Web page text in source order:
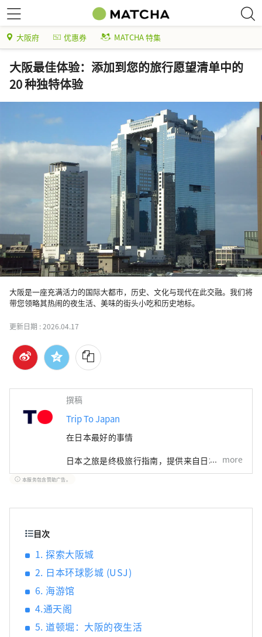
大阪府 优惠券 MATCHA 特集
大阪最佳体验：添加到您的旅行愿望清单中的
20 种独特体验
大阪是一座充满活力的国际大都市，历史、文化与现代在此交融。我们将
带您领略其热闹的夜生活、美味的街头小吃和历史地标。
更新日期 :2026.04.17
撰稿
Trip To Japan
在日本最好的事情
日本之旅是终极旅行指南，提供来自日本各地的
数千张可预订门票和体验。从东京充满活力的城
市生活到北海道的宁静风景和冲绳的热带海滩，
游景点、当地美食、购物、住宿和实用旅行技巧
都历史悠久的寺庙、品尝大阪美食，还是在冲绳
美丽的海滩上放松身心，日本之旅都能保证您获
得无缝且难忘的旅行。通过日本之旅轻松便捷地
探索日本的美丽和多样性。
more
本服务包含赞助广告。
目次
1. 探索大阪城
2. 日本环球影城 (USJ)
6. 海游馆
4.通天阁
5. 道顿堀：大阪的夜生活